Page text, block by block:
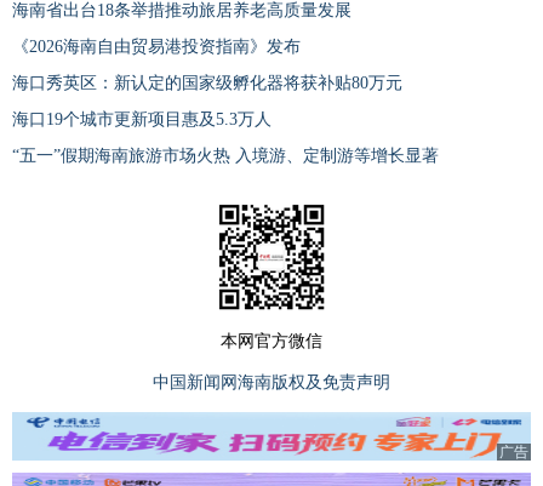
海南省出台18条举措推动旅居养老高质量发展
《2026海南自由贸易港投资指南》发布
海口秀英区：新认定的国家级孵化器将获补贴80万元
海口19个城市更新项目惠及5.3万人
“五一”假期海南旅游市场火热 入境游、定制游等增长显著
本网官方微信
中国新闻网海南版权及免责声明
广告